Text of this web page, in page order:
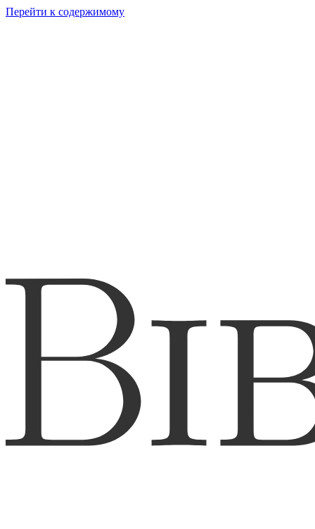
Перейти к содержимому